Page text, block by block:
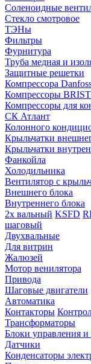
Соленоидные
Стекло смотровое
ТЭНы
Фильтры
Фурнитура
Труба медная и
Защитные решетки
Компрессора
Компрессоры
Компрессоры для
СК Атлант
Колонного
Крыльчатки
Крыльчатки
Фанкойла
Холодильника
Вентилятор с
Внешнего блока
Внутреннего блока
2х вальный KSFD
шаговый
Двухвальные
Для витрин
Жалюзей
Мотор венилятора
Привода
Шаговые двигатели
Автоматика
Контакторы
Трансформаторы
Блоки управления
Датчики
Конденсаторы